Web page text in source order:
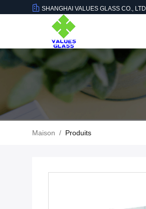
SHANGHAI VALUES GLASS CO., LTD
Maison / Produits